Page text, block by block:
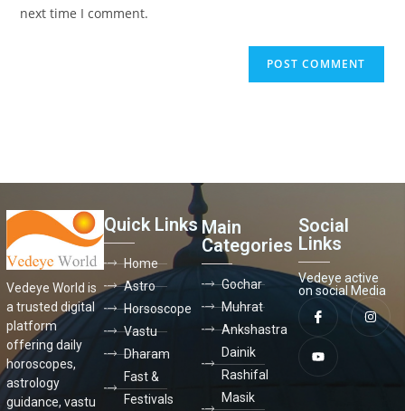
next time I comment.
Vedeye World is
a trusted digital
platform
offering daily
horoscopes,
astrology
guidance, vastu
Quick Links
Home
Astro
Horsoscope
Vastu
Dharam
Fast &
Festivals
Main
Categories
Gochar
Muhrat
Ankshastra
Dainik
Rashifal
Masik
Social
Links
Vedeye active
on social Media